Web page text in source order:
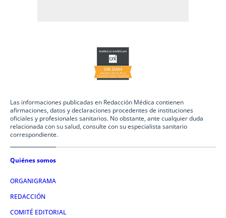
Las informaciones publicadas en Redacción Médica contienen
afirmaciones, datos y declaraciones procedentes de instituciones
oficiales y profesionales sanitarios. No obstante, ante cualquier duda
relacionada con su salud, consulte con su especialista sanitario
correspondiente.
Quiénes somos
ORGANIGRAMA
REDACCIÓN
COMITÉ EDITORIAL